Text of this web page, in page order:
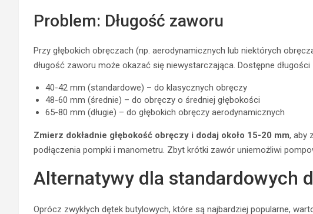
Problem: Długość zaworu
Przy głębokich obręczach (np. aerodynamicznych lub niektórych
długość zaworu może okazać się niewystarczająca. Dostępne
40-42 mm (standardowe) – do klasycznych obręczy
48-60 mm (średnie) – do obręczy o średniej głębokości
65-80 mm (długie) – do głębokich obręczy aerodynamicznych
Zmierz dokładnie głębokość obręczy i dodaj około 15-20 mm, aby
podłączenia pompki i manometru. Zbyt krótki zawór uniemożliwi
Alternatywy dla standardowych
Oprócz zwykłych dętek butylowych, które są najbardziej popularne,